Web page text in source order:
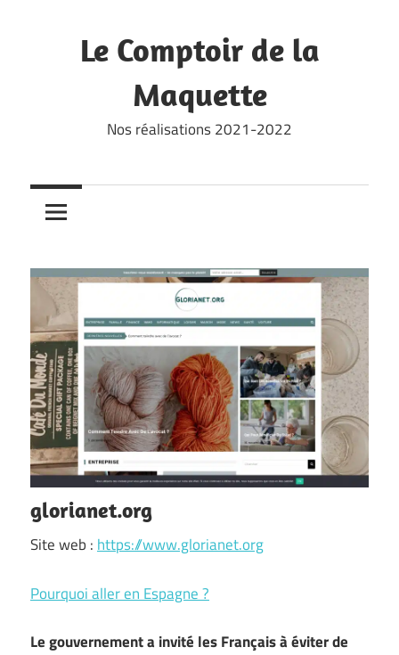
Le Comptoir de la
Maquette
Nos réalisations 2021-2022
glorianet.org
Site web : https://www.glorianet.org
Pourquoi aller en Espagne ?
Le gouvernement a invité les Français à éviter de